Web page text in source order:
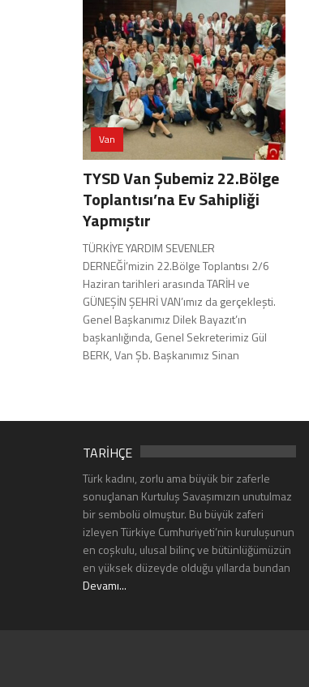
Van
TYSD Van Şubemiz 22.Bölge
Toplantısı’na Ev Sahipliği
Yapmıştır
TÜRKİYE YARDIM SEVENLER
DERNEĞİ’mizin 22.Bölge Toplantısı 2/6
Haziran tarihleri arasında TARİH ve
GÜNEŞİN ŞEHRİ VAN’ımız da gerçekleşti.
Genel Başkanımız Dilek Bayazıt’ın
başkanlığında, Genel Sekreterimiz Gül
BERK, Van Şb. Başkanımız Sinan
TARİHÇE
Türk kadını, zorlu ama büyük bir zaferle
sonuçlanan Kurtuluş Savaşımızın unutulmaz
bir sembolü olmuştur. Bu büyük zaferi
izleyen Türkiye Cumhuriyeti’nin kuruluşunun
en coşkulu, ulusal bilinç ve bütünlüğümüzün
en yüksek düzeyde olduğu yıllarda bundan
Devamı...